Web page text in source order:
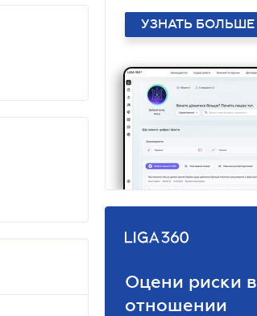
УЗНАТЬ БОЛЬШЕ
Оцени риски в
отношении